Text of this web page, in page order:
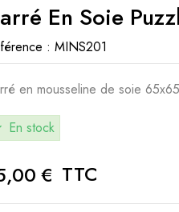
En Soie
: MINS201
en mousseline de soie
En stock
€ TTC